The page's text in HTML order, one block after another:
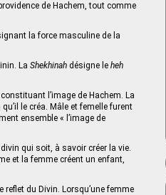
de Hachem, tout comme
la force masculine de la
La Shekhinah désigne le heh
l’image de Hachem. La
le créa. Mâle et femelle furent
ensemble « l’image de
qui soit, à savoir créer la vie.
et la femme créent un enfant,
du Divin. Lorsqu’une femme